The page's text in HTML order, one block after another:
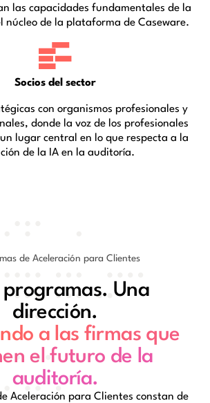
las capacidades fundamentales de la
núcleo de la plataforma de Caseware.
Socios del sector
con organismos profesionales y
donde la voz de los profesionales
lugar central en lo que respecta a la
de la IA en la auditoría.
de Aceleración para Clientes
programas. Una
dirección.
a las firmas que
el futuro de la
auditoría.
Aceleración para Clientes constan de